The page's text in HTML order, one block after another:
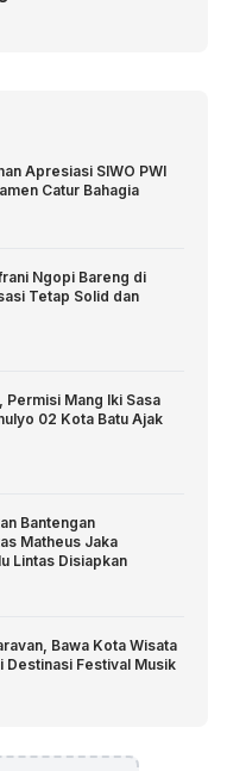
Apresiasi SIWO PWI
Catur Bahagia
Ngopi Bareng di
Tetap Solid dan
Permisi Mang Iki Sasa
02 Kota Batu Ajak
Bantengan
Matheus Jaka
Lintas Disiapkan
Bawa Kota Wisata
Destinasi Festival Musik